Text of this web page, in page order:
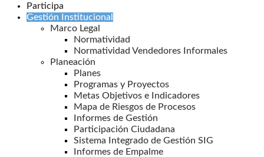
Participa
Gestión Institucional
Marco Legal
Normatividad
Normatividad Vendedores Informales
Planeación
Planes
Programas y Proyectos
Metas Objetivos e Indicadores
Mapa de Riesgos de Procesos
Informes de Gestión
Participación Ciudadana
Sistema Integrado de Gestión SIG
Informes de Empalme